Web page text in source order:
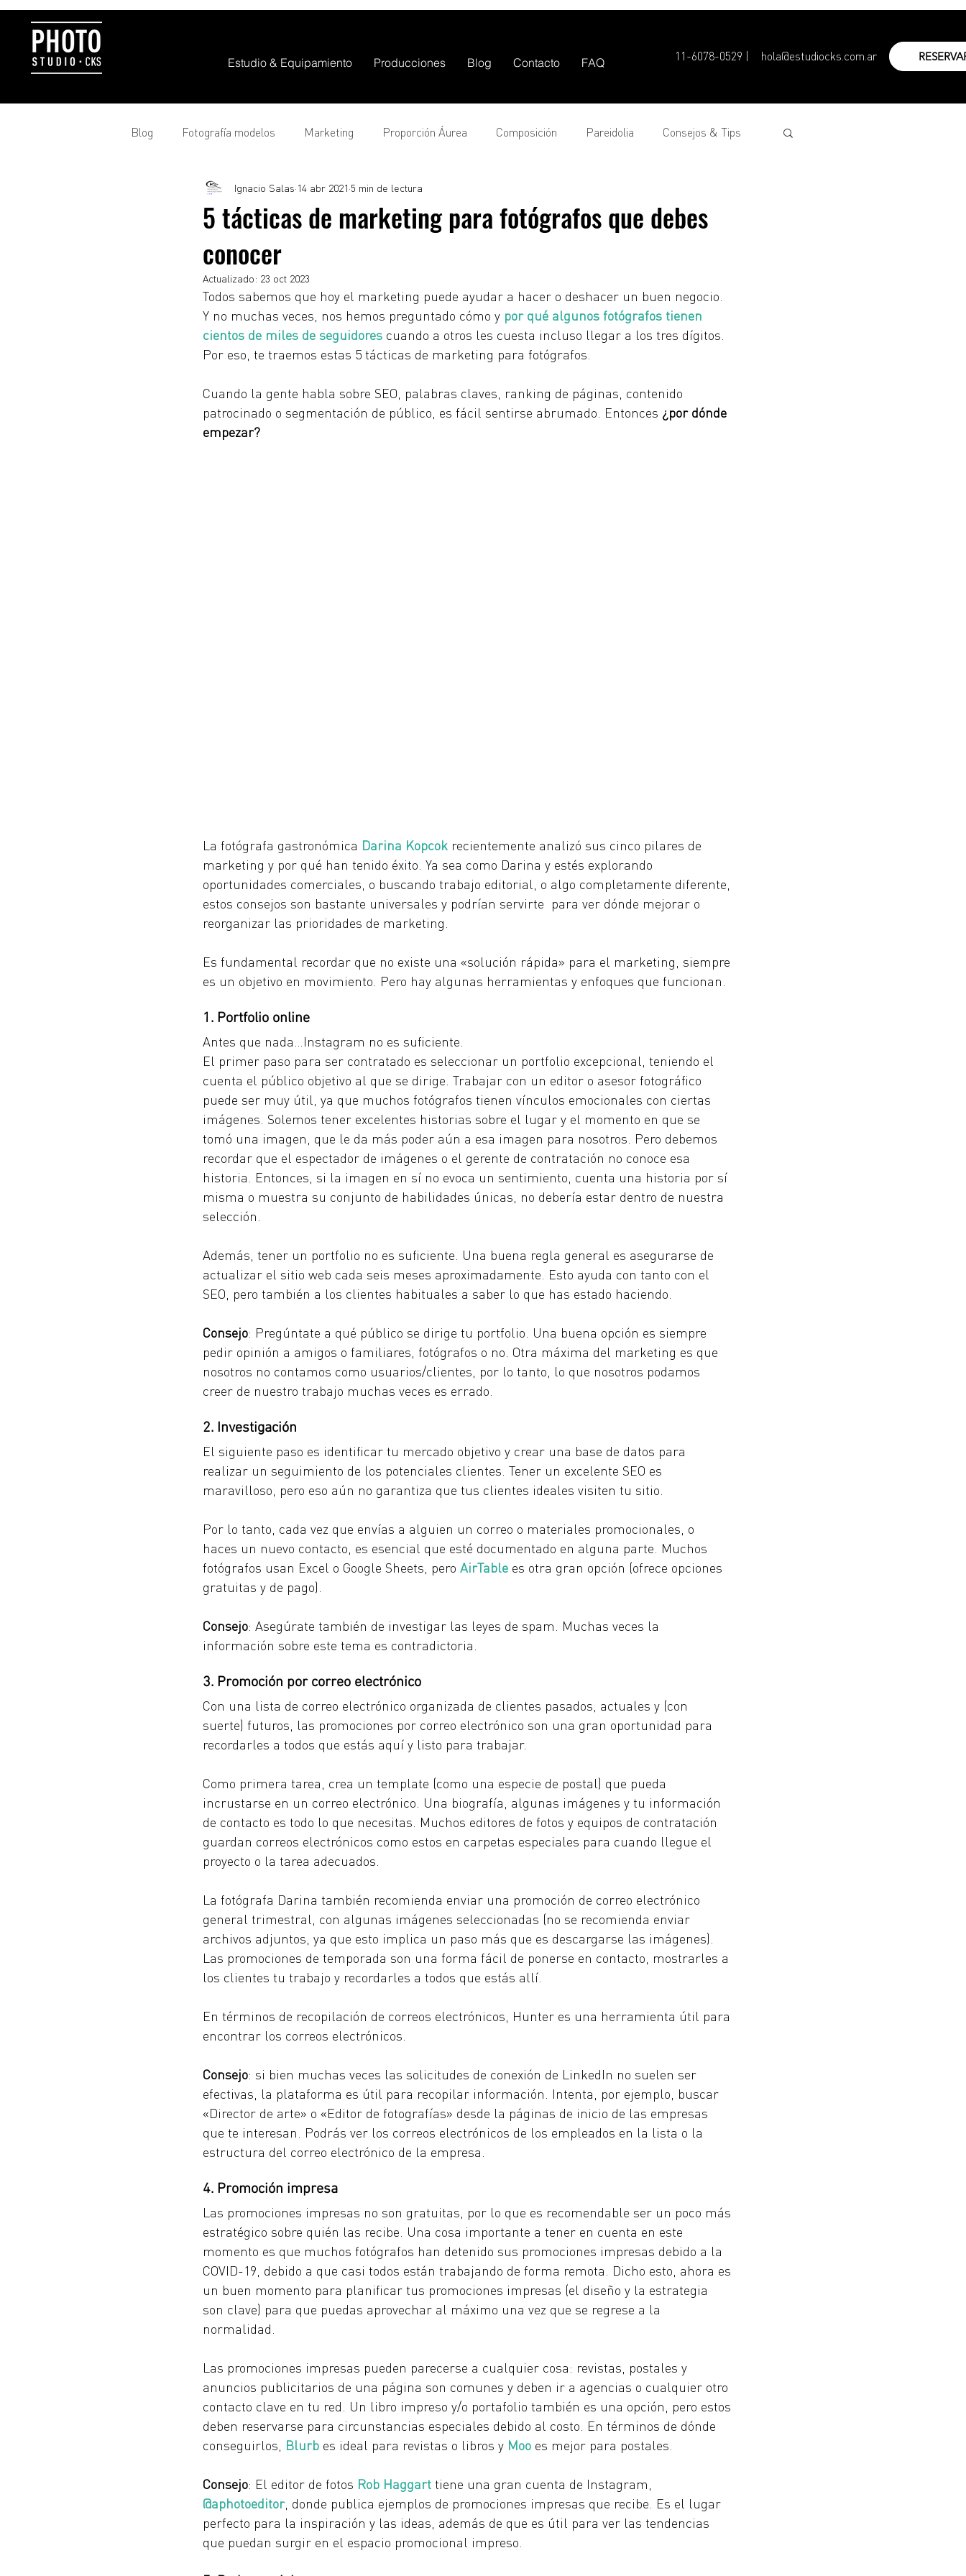
Estudio & Equipamiento Producciones Blog Contacto FAQ 11-6078-0529 | hola@estudiocks.com.ar
Blog Fotografía modelos Marketing Proporción Áurea Composición Pareidolia Consejos & Tips
Equipamiento Tipos de fotografía
5 tácticas de marketing para fotógrafos que debes
conocer
Ignacio Salas 14 abr 2021 5 min de lectura
Actualizado: 23 oct 2023
Todos sabemos que hoy el marketing puede ayudar a hacer o deshacer un buen negocio.
Y no muchas veces, nos hemos preguntado cómo y por qué algunos fotógrafos tienen
cientos de miles de seguidores cuando a otros les cuesta incluso llegar a los tres dígitos.
Por eso, te traemos estas 5 tácticas de marketing para fotógrafos.
Cuando la gente habla sobre SEO, palabras claves, ranking de páginas, contenido
patrocinado o segmentación de público, es fácil sentirse abrumado. Entonces ¿por dónde
empezar?
La fotógrafa gastronómica Darina Kopcok recientemente analizó sus cinco pilares de
marketing y por qué han tenido éxito. Ya sea como Darina y estés explorando
oportunidades comerciales, o buscando trabajo editorial, o algo completamente diferente,
estos consejos son bastante universales y podrían servirte  para ver dónde mejorar o
reorganizar las prioridades de marketing.
Es fundamental recordar que no existe una «solución rápida» para el marketing, siempre
es un objetivo en movimiento. Pero hay algunas herramientas y enfoques que funcionan.
1. Portfolio online
Antes que nada…Instagram no es suficiente.
El primer paso para ser contratado es seleccionar un portfolio excepcional, teniendo el
cuenta el público objetivo al que se dirige. Trabajar con un editor o asesor fotográfico
puede ser muy útil, ya que muchos fotógrafos tienen vínculos emocionales con ciertas
imágenes. Solemos tener excelentes historias sobre el lugar y el momento en que se
tomó una imagen, que le da más poder aún a esa imagen para nosotros. Pero debemos
recordar que el espectador de imágenes o el gerente de contratación no conoce esa
historia. Entonces, si la imagen en sí no evoca un sentimiento, cuenta una historia por sí
misma o muestra su conjunto de habilidades únicas, no debería estar dentro de nuestra
selección.
Además, tener un portfolio no es suficiente. Una buena regla general es asegurarse de
actualizar el sitio web cada seis meses aproximadamente. Esto ayuda con tanto con el
SEO, pero también a los clientes habituales a saber lo que has estado haciendo.
Consejo: Pregúntate a qué público se dirige tu portfolio. Una buena opción es siempre
pedir opinión a amigos o familiares, fotógrafos o no. Otra máxima del marketing es que
nosotros no contamos como usuarios/clientes, por lo tanto, lo que nosotros podamos
creer de nuestro trabajo muchas veces es errado.
2. Investigación
El siguiente paso es identificar tu mercado objetivo y crear una base de datos para
realizar un seguimiento de los potenciales clientes. Tener un excelente SEO es
maravilloso, pero eso aún no garantiza que tus clientes ideales visiten tu sitio.
Por lo tanto, cada vez que envías a alguien un correo o materiales promocionales, o
haces un nuevo contacto, es esencial que esté documentado en alguna parte. Muchos
fotógrafos usan Excel o Google Sheets, pero AirTable es otra gran opción (ofrece opciones
gratuitas y de pago).
Consejo: Asegúrate también de investigar las leyes de spam. Muchas veces la
información sobre este tema es contradictoria.
3. Promoción por correo electrónico
Con una lista de correo electrónico organizada de clientes pasados, actuales y (con
suerte) futuros, las promociones por correo electrónico son una gran oportunidad para
recordarles a todos que estás aquí y listo para trabajar.
Como primera tarea, crea un template (como una especie de postal) que pueda
incrustarse en un correo electrónico. Una biografía, algunas imágenes y tu información
de contacto es todo lo que necesitas. Muchos editores de fotos y equipos de contratación
guardan correos electrónicos como estos en carpetas especiales para cuando llegue el
proyecto o la tarea adecuados.
La fotógrafa Darina también recomienda enviar una promoción de correo electrónico
general trimestral, con algunas imágenes seleccionadas (no se recomienda enviar
archivos adjuntos, ya que esto implica un paso más que es descargarse las imágenes).
Las promociones de temporada son una forma fácil de ponerse en contacto, mostrarles a
los clientes tu trabajo y recordarles a todos que estás allí.
En términos de recopilación de correos electrónicos, Hunter es una herramienta útil para
encontrar los correos electrónicos.
Consejo: si bien muchas veces las solicitudes de conexión de LinkedIn no suelen ser
efectivas, la plataforma es útil para recopilar información. Intenta, por ejemplo, buscar
«Director de arte» o «Editor de fotografías» desde la páginas de inicio de las empresas
que te interesan. Podrás ver los correos electrónicos de los empleados en la lista o la
estructura del correo electrónico de la empresa.
4. Promoción impresa
Las promociones impresas no son gratuitas, por lo que es recomendable ser un poco más
estratégico sobre quién las recibe. Una cosa importante a tener en cuenta en este
momento es que muchos fotógrafos han detenido sus promociones impresas debido a la
COVID-19, debido a que casi todos están trabajando de forma remota. Dicho esto, ahora es
un buen momento para planificar tus promociones impresas (el diseño y la estrategia
son clave) para que puedas aprovechar al máximo una vez que se regrese a la
normalidad.
Las promociones impresas pueden parecerse a cualquier cosa: revistas, postales y
anuncios publicitarios de una página son comunes y deben ir a agencias o cualquier otro
contacto clave en tu red. Un libro impreso y/o portafolio también es una opción, pero estos
deben reservarse para circunstancias especiales debido al costo. En términos de dónde
conseguirlos, Blurb es ideal para revistas o libros y Moo es mejor para postales.
Consejo: El editor de fotos Rob Haggart tiene una gran cuenta de Instagram,
@aphotoeditor, donde publica ejemplos de promociones impresas que recibe. Es el lugar
perfecto para la inspiración y las ideas, además de que es útil para ver las tendencias
que puedan surgir en el espacio promocional impreso.